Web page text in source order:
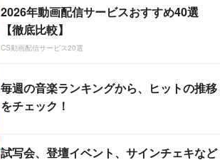
2026年動画配信サービスおすすめ40選
【徹底比較】
CS動画配信サービス20選
毎週の音楽ランキングから、ヒットの推移
をチェック！
試写会、登壇イベント、サインチェキなど